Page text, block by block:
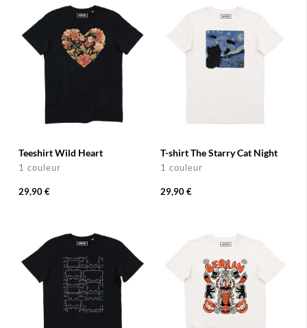
Teeshirt Wild Heart
1 couleur
29,90 €
T-shirt The Starry Cat Night
1 couleur
29,90 €